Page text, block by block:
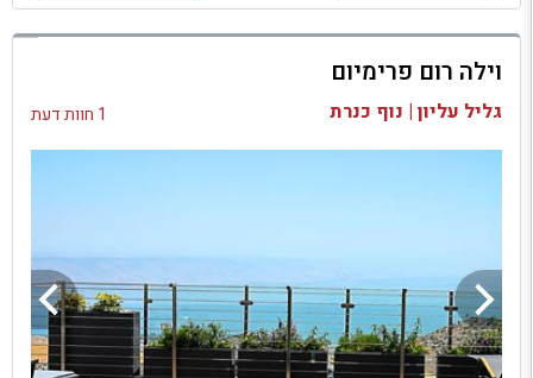
למתחם זה
בדיקת זמינות ומחירים
וילה רום פרימיום
גליל עליון | נוף כנרת 1 חוות דעת